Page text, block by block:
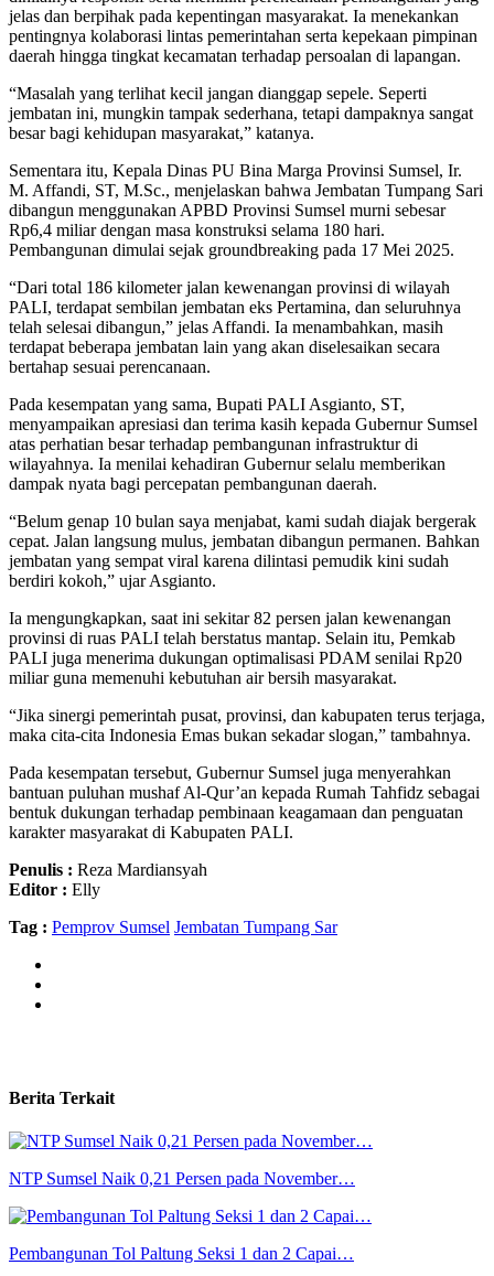
jelas dan berpihak pada kepentingan masyarakat. Ia menekankan
pentingnya kolaborasi lintas pemerintahan serta kepekaan pimpinan
daerah hingga tingkat kecamatan terhadap persoalan di lapangan.
“Masalah yang terlihat kecil jangan dianggap sepele. Seperti
jembatan ini, mungkin tampak sederhana, tetapi dampaknya sangat
besar bagi kehidupan masyarakat,” katanya.
Sementara itu, Kepala Dinas PU Bina Marga Provinsi Sumsel, Ir.
M. Affandi, ST, M.Sc., menjelaskan bahwa Jembatan Tumpang Sari
dibangun menggunakan APBD Provinsi Sumsel murni sebesar
Rp6,4 miliar dengan masa konstruksi selama 180 hari.
Pembangunan dimulai sejak groundbreaking pada 17 Mei 2025.
“Dari total 186 kilometer jalan kewenangan provinsi di wilayah
PALI, terdapat sembilan jembatan eks Pertamina, dan seluruhnya
telah selesai dibangun,” jelas Affandi. Ia menambahkan, masih
terdapat beberapa jembatan lain yang akan diselesaikan secara
bertahap sesuai perencanaan.
Pada kesempatan yang sama, Bupati PALI Asgianto, ST,
menyampaikan apresiasi dan terima kasih kepada Gubernur Sumsel
atas perhatian besar terhadap pembangunan infrastruktur di
wilayahnya. Ia menilai kehadiran Gubernur selalu memberikan
dampak nyata bagi percepatan pembangunan daerah.
“Belum genap 10 bulan saya menjabat, kami sudah diajak bergerak
cepat. Jalan langsung mulus, jembatan dibangun permanen. Bahkan
jembatan yang sempat viral karena dilintasi pemudik kini sudah
berdiri kokoh,” ujar Asgianto.
Ia mengungkapkan, saat ini sekitar 82 persen jalan kewenangan
provinsi di ruas PALI telah berstatus mantap. Selain itu, Pemkab
PALI juga menerima dukungan optimalisasi PDAM senilai Rp20
miliar guna memenuhi kebutuhan air bersih masyarakat.
“Jika sinergi pemerintah pusat, provinsi, dan kabupaten terus terjaga,
maka cita-cita Indonesia Emas bukan sekadar slogan,” tambahnya.
Pada kesempatan tersebut, Gubernur Sumsel juga menyerahkan
bantuan puluhan mushaf Al-Qur’an kepada Rumah Tahfidz sebagai
bentuk dukungan terhadap pembinaan keagamaan dan penguatan
karakter masyarakat di Kabupaten PALI.
Penulis : Reza Mardiansyah
Editor : Elly
Tag : Pemprov Sumsel Jembatan Tumpang Sar
Berita Terkait
NTP Sumsel Naik 0,21 Persen pada November…
Pembangunan Tol Paltung Seksi 1 dan 2 Capai…